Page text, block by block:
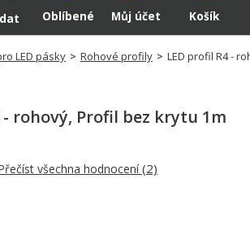
Oblíbené Můj účet Košík
LED pásky > Rohové profily > LED profil R4 -
- rohový, Profil bez krytu 1m
všechna hodnocení(2)